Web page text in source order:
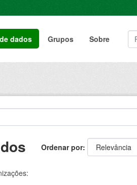
dados Grupos Sobre
Ordenar por